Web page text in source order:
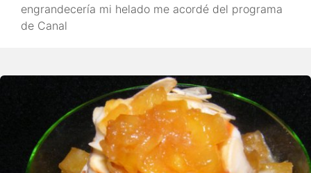
engrandecería mi helado me acordé del programa
de Canal